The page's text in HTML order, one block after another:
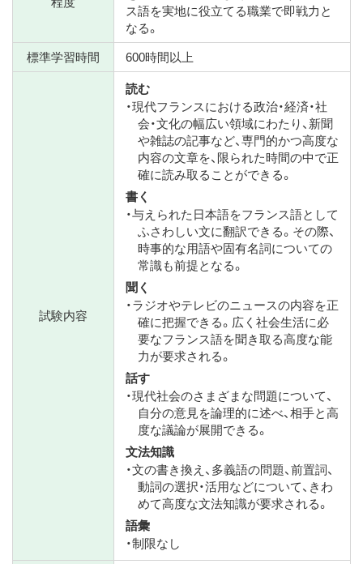
ス語を実地に役立てる職業で即戦力と
なる。
標準学習時間
600時間以上
試験内容
読む
・現代フランスにおける政治・経済・社
会・文化の幅広い領域にわたり、新聞
や雑誌の記事など、専門的かつ高度な
内容の文章を、限られた時間の中で正
確に読み取ることができる。
書く
・与えられた日本語をフランス語として
ふさわしい文に翻訳できる。その際、
時事的な用語や固有名詞についての
常識も前提となる。
聞く
・ラジオやテレビのニュースの内容を正
確に把握できる。広く社会生活に必
要なフランス語を聞き取る高度な能
力が要求される。
話す
・現代社会のさまざまな問題について、
自分の意見を論理的に述べ、相手と高
度な議論が展開できる。
文法知識
・文の書き換え、多義語の問題、前置詞、
動詞の選択・活用などについて、きわ
めて高度な文法知識が要求される。
語彙
・制限なし